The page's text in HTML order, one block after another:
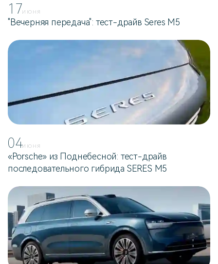
17ИЮНЯ
"Вечерняя передача": тест-драйв Seres M5
04ИЮНЯ
«Porsche» из Поднебесной: тест-драйв
последовательного гибрида SERES M5